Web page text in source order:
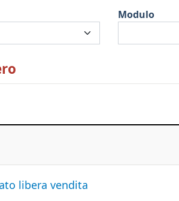
Modulo
libera vendita